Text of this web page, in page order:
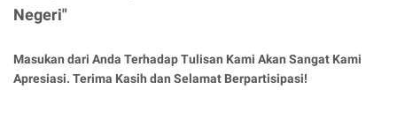
Negeri"
Masukan dari Anda Terhadap Tulisan Kami Akan Sangat Kami
Apresiasi. Terima Kasih dan Selamat Berpartisipasi!